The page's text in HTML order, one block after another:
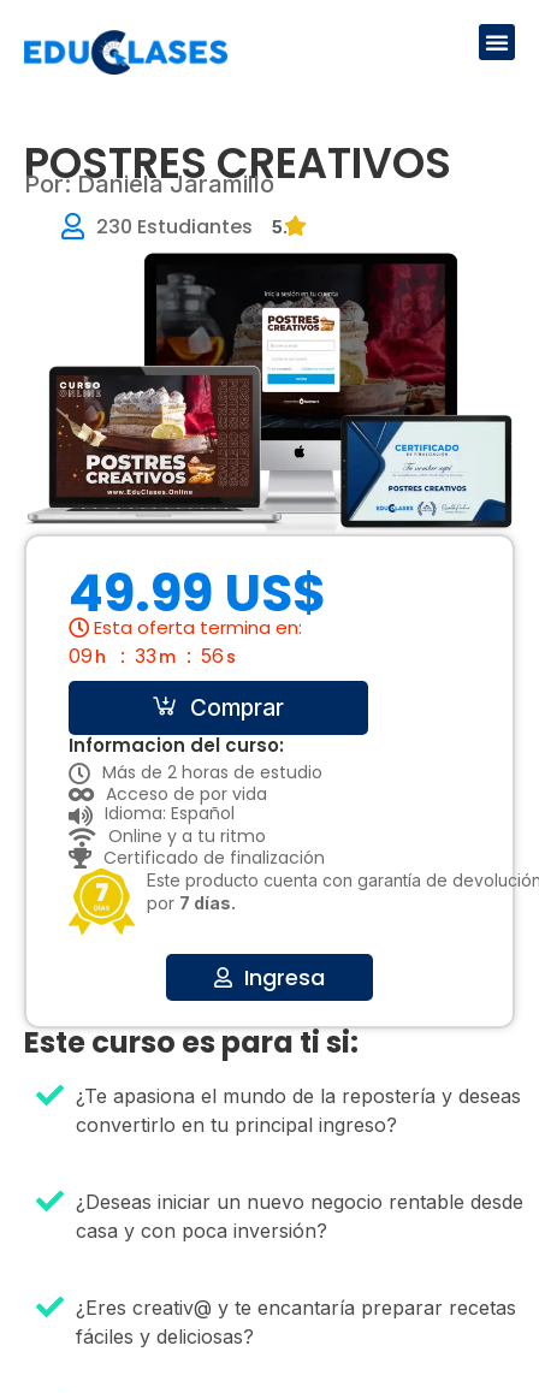
contenido
POSTRES CREATIVOS
Por: Daniela Jaramillo
230 Estudiantes 5.0
49.99 US$
Esta oferta termina en:
09 h 33 m 55 s
Comprar
Informacion del curso:
Más de 2 horas de estudio
Acceso de por vida
Idioma: Español
Online y a tu ritmo
Certificado de finalización
Este producto cuenta con garantía de
por 7 días.
Ingresa
Este curso es para ti si:
¿Te apasiona el mundo de la repostería y deseas
convertirlo en tu principal ingreso?
¿Deseas iniciar un nuevo negocio rentable desde
casa y con poca inversión?
¿Eres creativ@ y te encantaría preparar recetas
fáciles y deliciosas?